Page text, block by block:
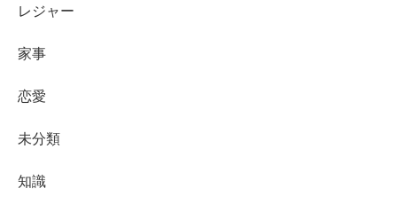
レジャー
家事
恋愛
未分類
知識